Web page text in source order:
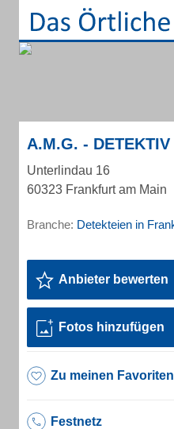
A.M.G. -
Unterlindau 16
60323 Frankfurt am Main
Branche: Detekteien in
Anbieter bewerten
Fotos hinzufügen
Zu meinen
Festnetz